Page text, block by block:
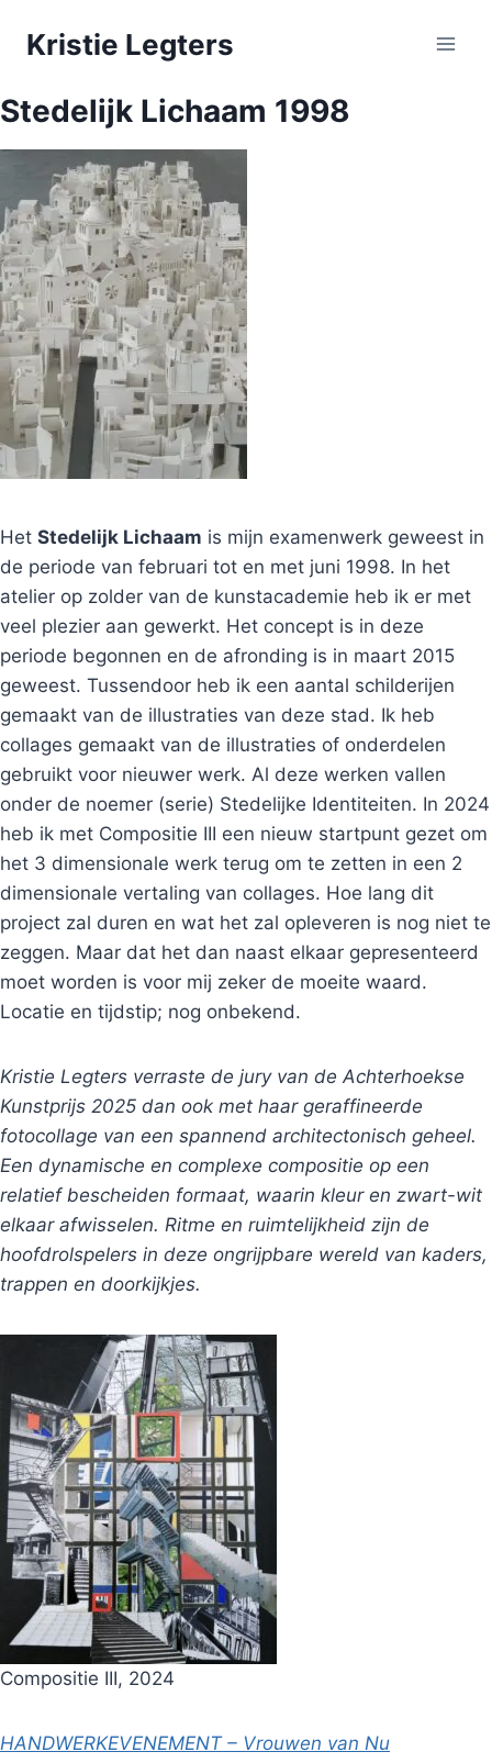
naarKristie Legters
Stedelijk Lichaam 1998
Het Stedelijk Lichaam is mijn examenwerk geweest in
de periode van februari tot en met juni 1998. In het
atelier op zolder van de kunstacademie heb ik er met
veel plezier aan gewerkt. Het concept is in deze
periode begonnen en de afronding is in maart 2015
geweest. Tussendoor heb ik een aantal schilderijen
gemaakt van de illustraties van deze stad. Ik heb
collages gemaakt van de illustraties of onderdelen
gebruikt voor nieuwer werk. Al deze werken vallen
onder de noemer (serie) Stedelijke Identiteiten. In 2024
heb ik met Compositie III een nieuw startpunt gezet om
het 3 dimensionale werk terug om te zetten in een 2
dimensionale vertaling van collages. Hoe lang dit
project zal duren en wat het zal opleveren is nog niet te
zeggen. Maar dat het dan naast elkaar gepresenteerd
moet worden is voor mij zeker de moeite waard.
Locatie en tijdstip; nog onbekend.
Kristie Legters verraste de jury van de Achterhoekse
Kunstprijs 2025 dan ook met haar geraffineerde
fotocollage van een spannend architectonisch geheel.
Een dynamische en complexe compositie op een
relatief bescheiden formaat, waarin kleur en zwart-wit
elkaar afwisselen. Ritme en ruimtelijkheid zijn de
hoofdrolspelers in deze ongrijpbare wereld van kaders,
trappen en doorkijkjes.
Compositie III, 2024
HANDWERKEVENEMENT – Vrouwen van Nu